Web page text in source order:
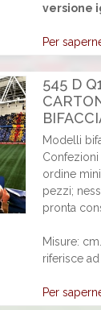
versione
Per
545 D
Modelli
ordine
pezzi;
pronta
Misure:
riferisce
Per